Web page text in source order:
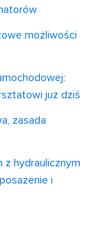
możliwości
już dziś
zasada
z hydraulicznym
i